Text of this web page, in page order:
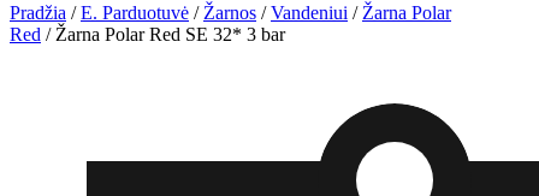
Pradžia /E. Parduotuvė / Žarnos /Vandeniui / Žarna Polar
Red / Žarna Polar Red SE 32* 3 bar